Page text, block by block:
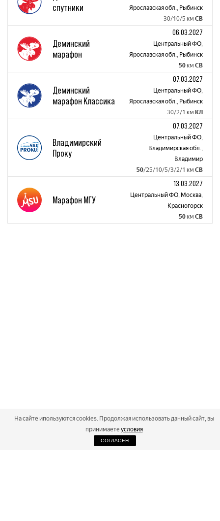
спутники
Ярославская обл., Рыбинск
30/10/5 км СВ
Деминский
марафон
06.03.2027
Центральный ФО,
Ярославская обл., Рыбинск
50 км СВ
Деминский
марафон Классика
07.03.2027
Центральный ФО,
Ярославская обл., Рыбинск
30/2/1 км КЛ
Владимирский
Проку
07.03.2027
Центральный ФО,
Владимирская обл.,
Владимир
50/25/10/5/3/2/1 км СВ
Марафон МГУ
13.03.2027
Центральный ФО, Москва,
Красногорск
50 км СВ
2026
На сайте ипользуются cookies. Продолжая использовать данный сайт, вы
принимаете условия
СОГЛАСЕН